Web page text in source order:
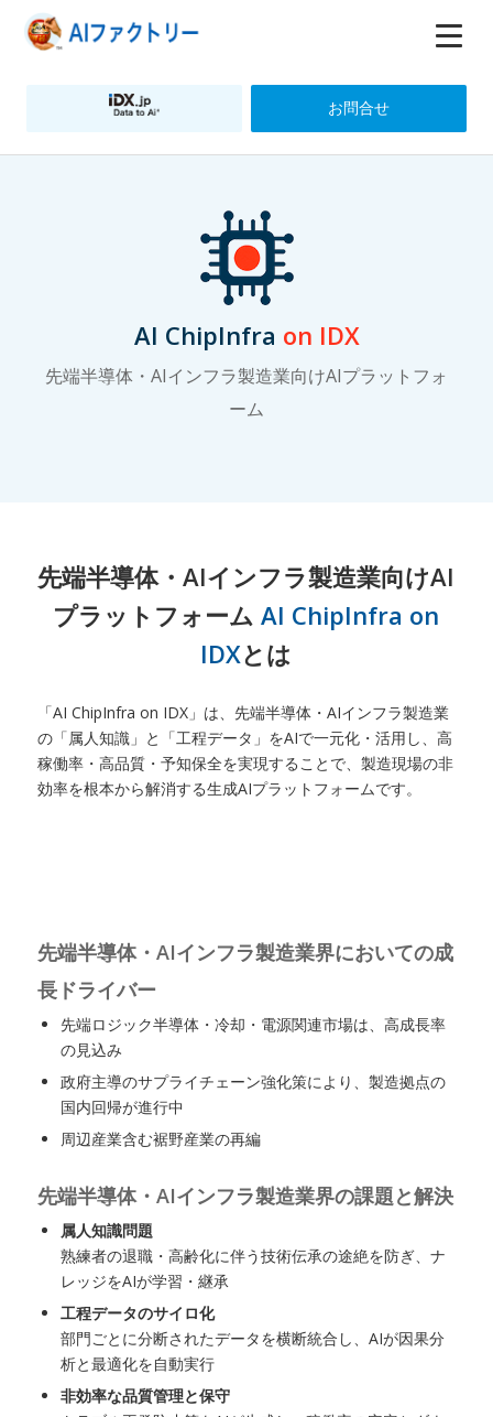
お問合せ
AI ChipInfra on IDX
先端半導体・AIインフラ製造業向けAIプラットフォ
ーム
先端半導体・AIインフラ製造業向けAI
プラットフォームAI ChipInfra on
IDXとは
「AI ChipInfra on IDX」は、先端半導体・AIインフラ製造業
の「属人知識」と「工程データ」をAIで一元化・活用し、高
稼働率・高品質・予知保全を実現することで、製造現場の非
効率を根本から解消する生成AIプラットフォームです。
先端半導体・AIインフラ製造業界においての成
長ドライバー
先端ロジック半導体・冷却・電源関連市場は、高成長率
の見込み
政府主導のサプライチェーン強化策により、製造拠点の
国内回帰が進行中
周辺産業含む裾野産業の再編
先端半導体・AIインフラ製造業界の課題と解決
属人知識問題
熟練者の退職・高齢化に伴う技術伝承の途絶を防ぎ、ナ
レッジをAIが学習・継承
工程データのサイロ化
部門ごとに分断されたデータを横断統合し、AIが因果分
析と最適化を自動実行
非効率な品質管理と保守